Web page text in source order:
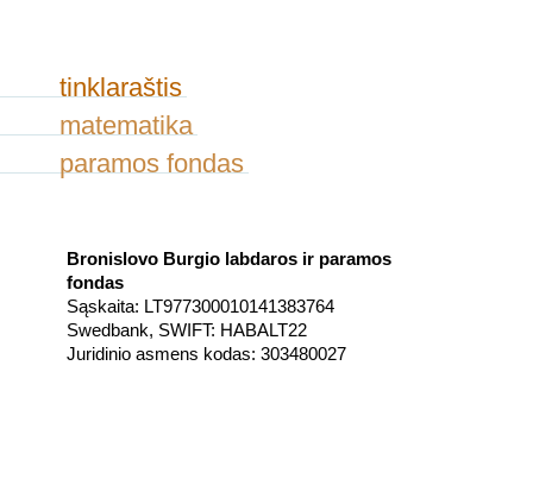
tinklaraštis
matematika
paramos fondas
Bronislovo Burgio labdaros ir paramos
fondas
Sąskaita: LT977300010141383764
Swedbank, SWIFT: HABALT22
Juridinio asmens kodas: 303480027